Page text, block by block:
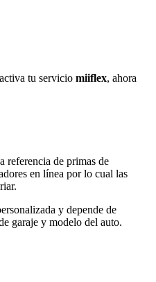
tu servicio miiflex, ahora
referencia de primas de
en línea por lo cual las
y depende de
garaje y modelo del auto.